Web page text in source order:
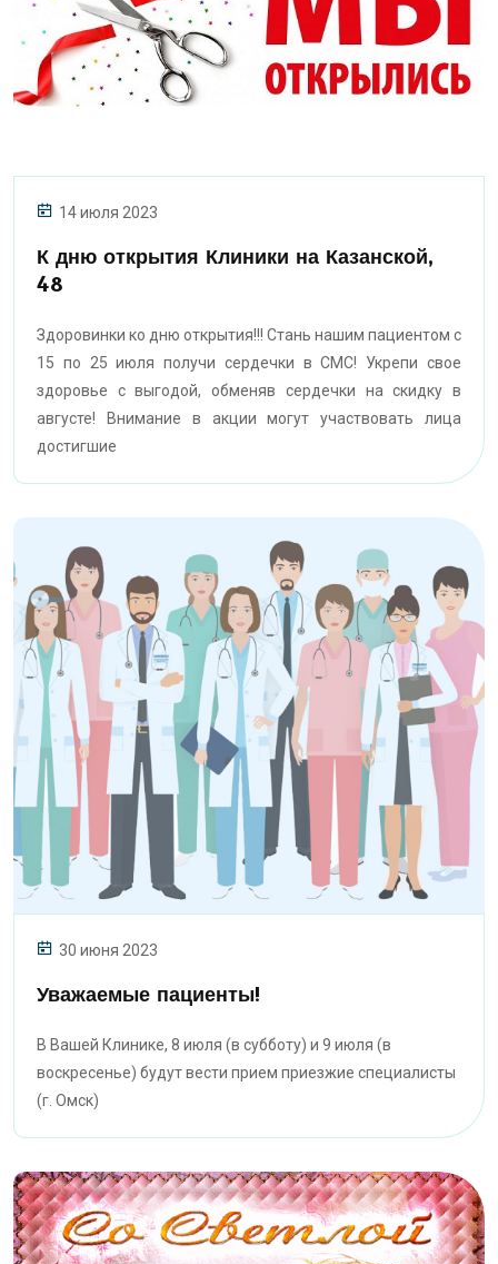
14 июля 2023
К дню открытия Клиники на Казанской,
48
Здоровинки ко дню открытия!!! Стань нашим пациентом с
15 по 25 июля получи сердечки в СМС! Укрепи свое
здоровье с выгодой, обменяв сердечки на скидку в
августе! Внимание в акции могут участвовать лица
достигшие
30 июня 2023
Уважаемые пациенты!
В Вашей Клинике, 8 июля (в субботу) и 9 июля (в
воскресенье) будут вести прием приезжие специалисты
(г. Омск)